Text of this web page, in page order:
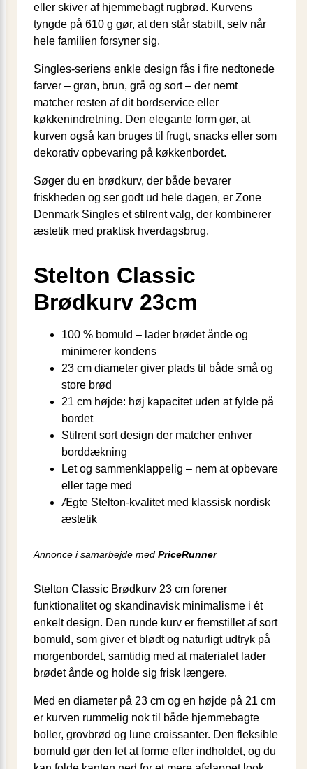
eller skiver af hjemmebagt rugbrød. Kurvens
tyngde på 610 g gør, at den står stabilt, selv når
hele familien forsyner sig.
Singles-seriens enkle design fås i fire nedtonede
farver – grøn, brun, grå og sort – der nemt
matcher resten af dit bordservice eller
køkkenindretning. Den elegante form gør, at
kurven også kan bruges til frugt, snacks eller som
dekorativ opbevaring på køkkenbordet.
Søger du en brødkurv, der både bevarer
friskheden og ser godt ud hele dagen, er Zone
Denmark Singles et stilrent valg, der kombinerer
æstetik med praktisk hverdagsbrug.
Stelton Classic
Brødkurv 23cm
100 % bomuld – lader brødet ånde og
minimerer kondens
23 cm diameter giver plads til både små og
store brød
21 cm højde: høj kapacitet uden at fylde på
bordet
Stilrent sort design der matcher enhver
borddækning
Let og sammenklappelig – nem at opbevare
eller tage med
Ægte Stelton-kvalitet med klassisk nordisk
æstetik
Annonce i samarbejde med PriceRunner
Stelton Classic Brødkurv 23 cm forener
funktionalitet og skandinavisk minimalisme i ét
enkelt design. Den runde kurv er fremstillet af sort
bomuld, som giver et blødt og naturligt udtryk på
morgenbordet, samtidig med at materialet lader
brødet ånde og holde sig frisk længere.
Med en diameter på 23 cm og en højde på 21 cm
er kurven rummelig nok til både hjemmebagte
boller, grovbrød og lune croissanter. Den fleksible
bomuld gør den let at forme efter indholdet, og du